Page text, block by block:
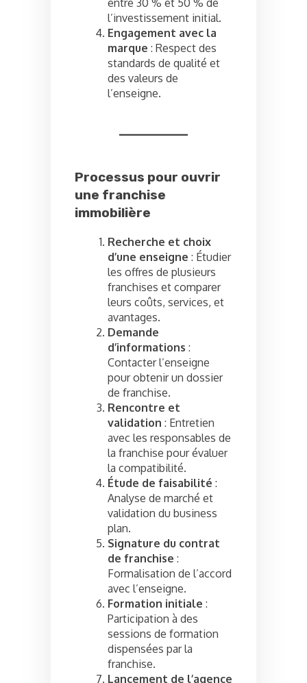
l’investissement initial.
Engagement avec la
marque : Respect des
standards de qualité et
des valeurs de
l’enseigne.
Processus pour ouvrir
une franchise
immobilière
Recherche et choix
d’une enseigne : Étudier
les offres de plusieurs
franchises et comparer
leurs coûts, services, et
avantages.
Demande
d’informations :
Contacter l’enseigne
pour obtenir un dossier
de franchise.
Rencontre et
validation : Entretien
avec les responsables de
la franchise pour évaluer
la compatibilité.
Étude de faisabilité :
Analyse de marché et
validation du business
plan.
Signature du contrat
de franchise :
Formalisation de l’accord
avec l’enseigne.
Formation initiale :
Participation à des
sessions de formation
dispensées par la
franchise.
Lancement de l’agence